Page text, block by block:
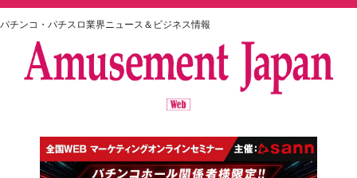
パチンコ・パチスロ業界ニュース＆ビジネス情報